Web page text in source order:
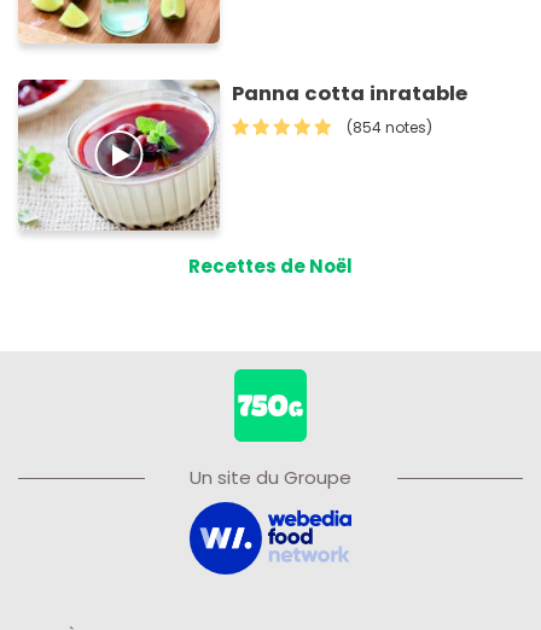
Panna cotta inratable
(854 notes)
Recettes de Noël
Un site du Groupe